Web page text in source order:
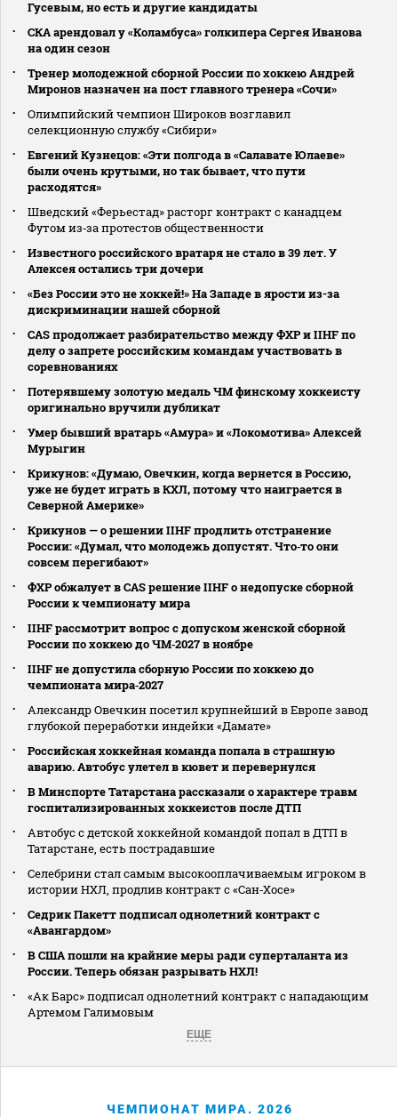
Гусевым, но есть и другие кандидаты
СКА арендовал у «Коламбуса» голкипера Сергея Иванова
на один сезон
Тренер молодежной сборной России по хоккею Андрей
Миронов назначен на пост главного тренера «Сочи»
Олимпийский чемпион Широков возглавил
селекционную службу «Сибири»
Евгений Кузнецов: «Эти полгода в «Салавате Юлаеве»
были очень крутыми, но так бывает, что пути
расходятся»
Шведский «Ферьестад» расторг контракт с канадцем
Футом из‑за протестов общественности
Известного российского вратаря не стало в 39 лет. У
Алексея остались три дочери
«Без России это не хоккей!» На Западе в ярости из-за
дискриминации нашей сборной
CAS продолжает разбирательство между ФХР и IIHF по
делу о запрете российским командам участвовать в
соревнованиях
Потерявшему золотую медаль ЧМ финскому хоккеисту
оригинально вручили дубликат
Умер бывший вратарь «Амура» и «Локомотива» Алексей
Мурыгин
Крикунов: «Думаю, Овечкин, когда вернется в Россию,
уже не будет играть в КХЛ, потому что наиграется в
Северной Америке»
Крикунов — о решении IIHF продлить отстранение
России: «Думал, что молодежь допустят. Что‑то они
совсем перегибают»
ФХР обжалует в CAS решение IIHF о недопуске сборной
России к чемпионату мира
IIHF рассмотрит вопрос с допуском женской сборной
России по хоккею до ЧМ‑2027 в ноябре
IIHF не допустила сборную России по хоккею до
чемпионата мира‑2027
Александр Овечкин посетил крупнейший в Европе завод
глубокой переработки индейки «Дамате»
Российская хоккейная команда попала в страшную
аварию. Автобус улетел в кювет и перевернулся
В Минспорте Татарстана рассказали о характере травм
госпитализированных хоккеистов после ДТП
Автобус с детской хоккейной командой попал в ДТП в
Татарстане, есть пострадавшие
Селебрини стал самым высокооплачиваемым игроком в
истории НХЛ, продлив контракт с «Сан‑Хосе»
Седрик Пакетт подписал однолетний контракт с
«Авангардом»
В США пошли на крайние меры ради суперталанта из
России. Теперь обязан разрывать НХЛ!
«Ак Барс» подписал однолетний контракт с нападающим
Артемом Галимовым
ЕЩЕ
ЧЕМПИОНАТ МИРА. 2026